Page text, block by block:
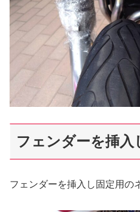
フェンダーを挿入
フェンダーを挿入し固定用の